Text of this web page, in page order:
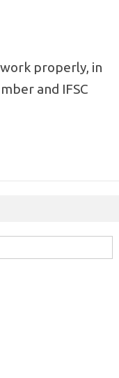
properly, in
and IFSC